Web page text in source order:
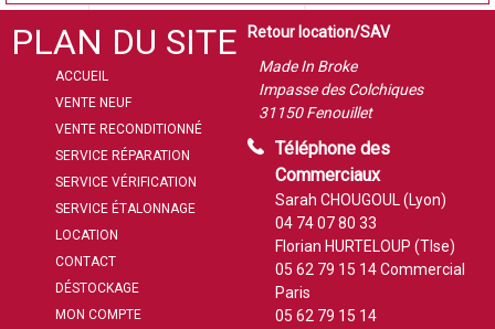
PLAN DU SITE
ACCUEIL
VENTE NEUF
VENTE RECONDITIONNÉ
SERVICE RÉPARATION
SERVICE VÉRIFICATION
SERVICE ÉTALONNAGE
LOCATION
CONTACT
DÉSTOCKAGE
MON COMPTE
Retour location/SAV
Made In Broke
Impasse des Colchiques
31150 Fenouillet
Téléphone des
Commerciaux
Sarah CHOUGOUL (Lyon)
04 74 07 80 33
Florian HURTELOUP (Tlse)
05 62 79 15 14Commercial
Paris
05 62 79 15 14